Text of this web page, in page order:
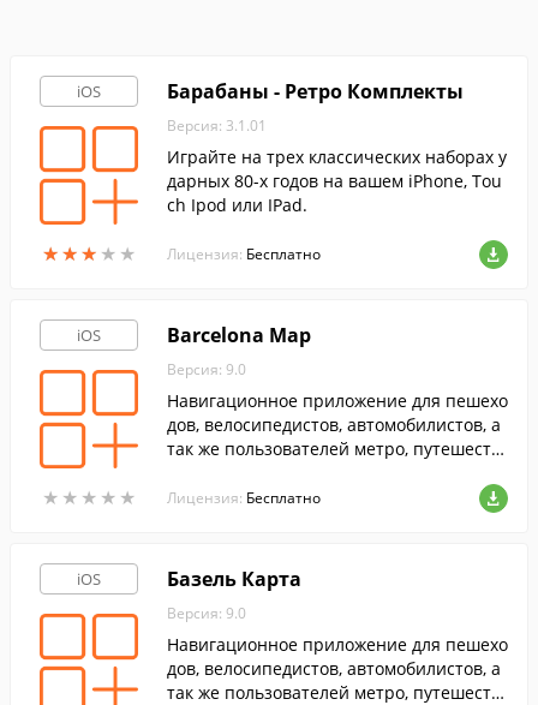
iOS
★★★ ★ ★
★★★ ★ ★
Барабаны - Ретро Комплекты
Версия: 3.1.01
Играйте на трех классических наборах у
дарных 80-х годов на вашем iPhone, Tou
ch Ipod или IPad.
Лицензия: Бесплатно
iOS
★ ★ ★ ★ ★
★ ★ ★ ★ ★
Barcelona Map
Версия: 9.0
Навигационное приложение для пешехо
дов, велосипедистов, автомобилистов, а
так же пользователей метро, путешеств
Лицензия: Бесплатно
iOS Базель Карта
Версия: 9.0
Навигационное приложение для пешехо
дов, велосипедистов, автомобилистов, а
так же пользователей метро, путешеств